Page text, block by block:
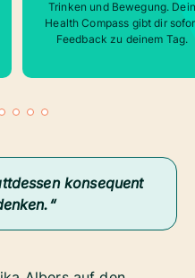
Trinken und Bewegung. Dein
Health Compass gibt dir
Feedback zu deinem Tag.
konsequent